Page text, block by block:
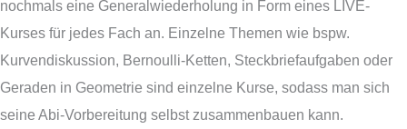
nochmals eine Generalwiederholung in Form eines LIVE-
Kurses für jedes Fach an. Einzelne Themen wie bspw.
Kurvendiskussion, Bernoulli-Ketten, Steckbriefaufgaben oder
Geraden in Geometrie sind einzelne Kurse, sodass man sich
seine Abi-Vorbereitung selbst zusammenbauen kann.